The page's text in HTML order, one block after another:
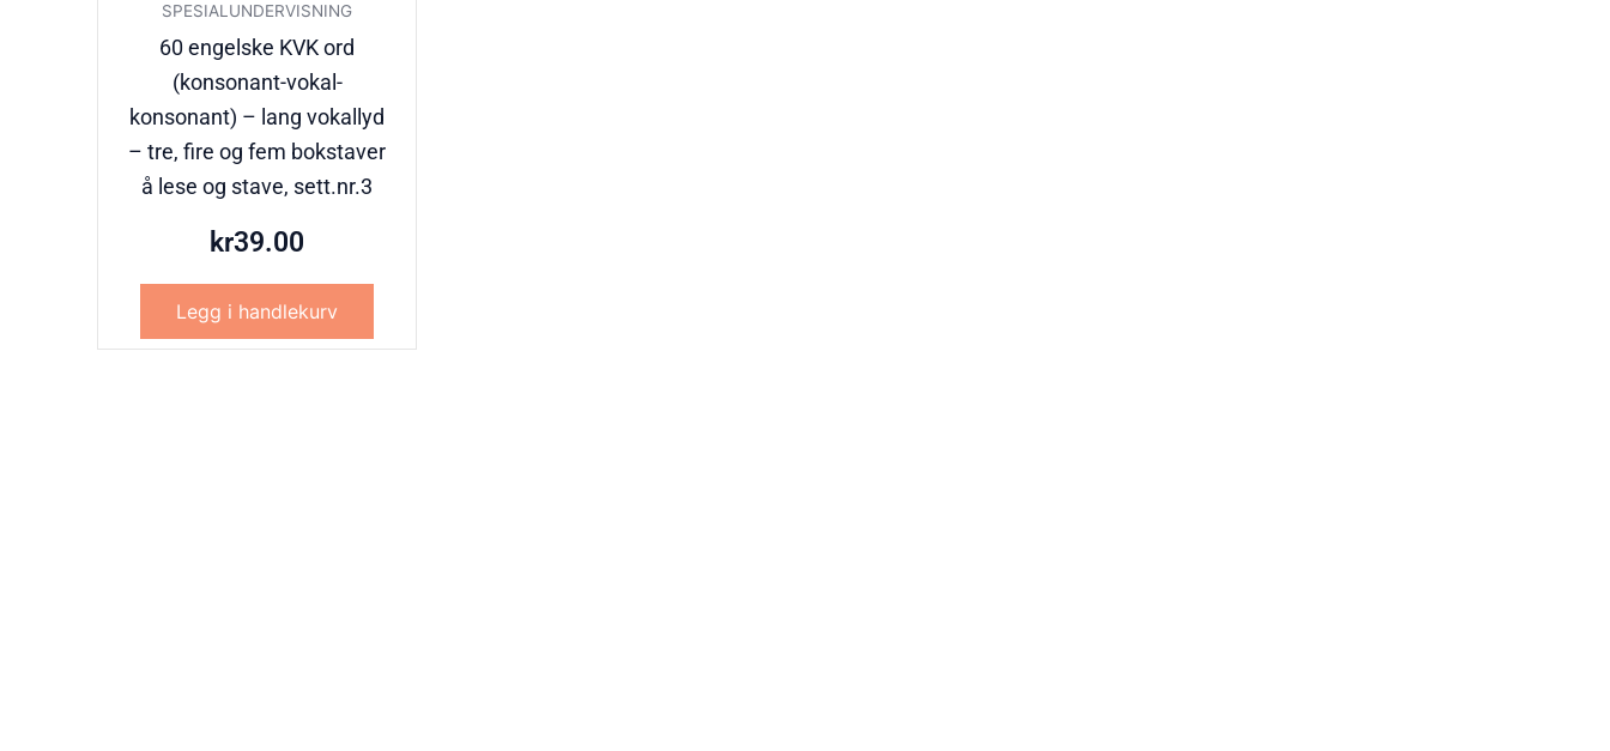
SPESIALUNDERVISNING
60 engelske KVK ord
(konsonant-vokal-
konsonant) – lang vokallyd
– tre, fire og fem bokstaver
å lese og stave, sett.nr.3
kr39.00
Legg i handlekurv